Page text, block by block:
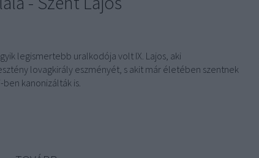
legismertebb uralkodója volt IX. Lajos, aki
lovagkirály eszményét, s akit már életében szentnek
kanonizálták is.